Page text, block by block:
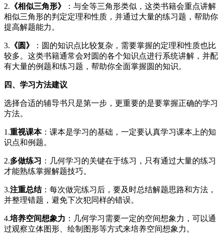
2. 《相似三角形》
：与全等三角形类似，这类书籍会重点讲解
相似三角形的判定定理和性质，并通过大量的练习题，帮助你
提高解题能力。
3. 《圆》
：圆的知识点比较复杂，需要掌握的定理和性质也比
较多。这类书籍通常会对圆的各个知识点进行系统讲解，并配
有大量的例题和练习题，帮助你全面掌握圆的知识。
四、学习方法建议
选择合适的辅导书只是第一步，更重要的是要掌握正确的学习
方法。
1.重视课本：课本是学习的基础，一定要认真学习课本上的知
识点和例题。
2.多做练习 ：几何学习的关键在于练习，只有通过大量的练习
才能熟练掌握解题技巧。
3.注重总结：每次做完练习后，要及时总结解题思路和方法，
并整理错题，避免下次犯同样的错误。
4.培养空间想象力 ：几何学习需要一定的空间想象力，可以通
过观察立体图形、绘制图形等方式来培养空间想象力。